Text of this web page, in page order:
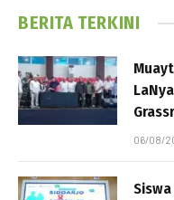
BERITA TERKINI
06/08/